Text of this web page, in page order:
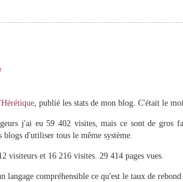
, publié les stats de mon blog. C'était le
j'ai eu 59 402 visites, mais ce sont de gros
d'utiliser tous le même système.
visiteurs et 16 216 visites. 29 414 pages vues.
compréhensible ce qu'est le taux de